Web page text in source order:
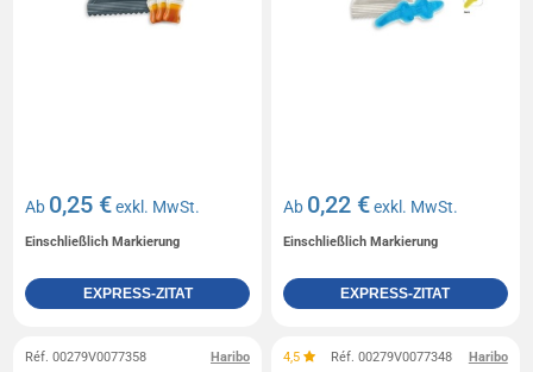
Ab 0,25 €exkl. MwSt.
Einschließlich Markierung
EXPRESS-ZITAT
Ab 0,22 €exkl. MwSt.
Einschließlich Markierung
EXPRESS-ZITAT
Haribo
Réf. 00279V0077358 Haribo
4,5 Réf. 00279V0077348